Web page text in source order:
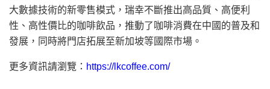
大數據技術的新零售模式，瑞幸不斷推出高品質、高便利
性、高性價比的咖啡飲品，推動了咖啡消費在中國的普及和
發展，同時將門店拓展至新加坡等國際市場。
更多資訊請瀏覽： https://lkcoffee.com/